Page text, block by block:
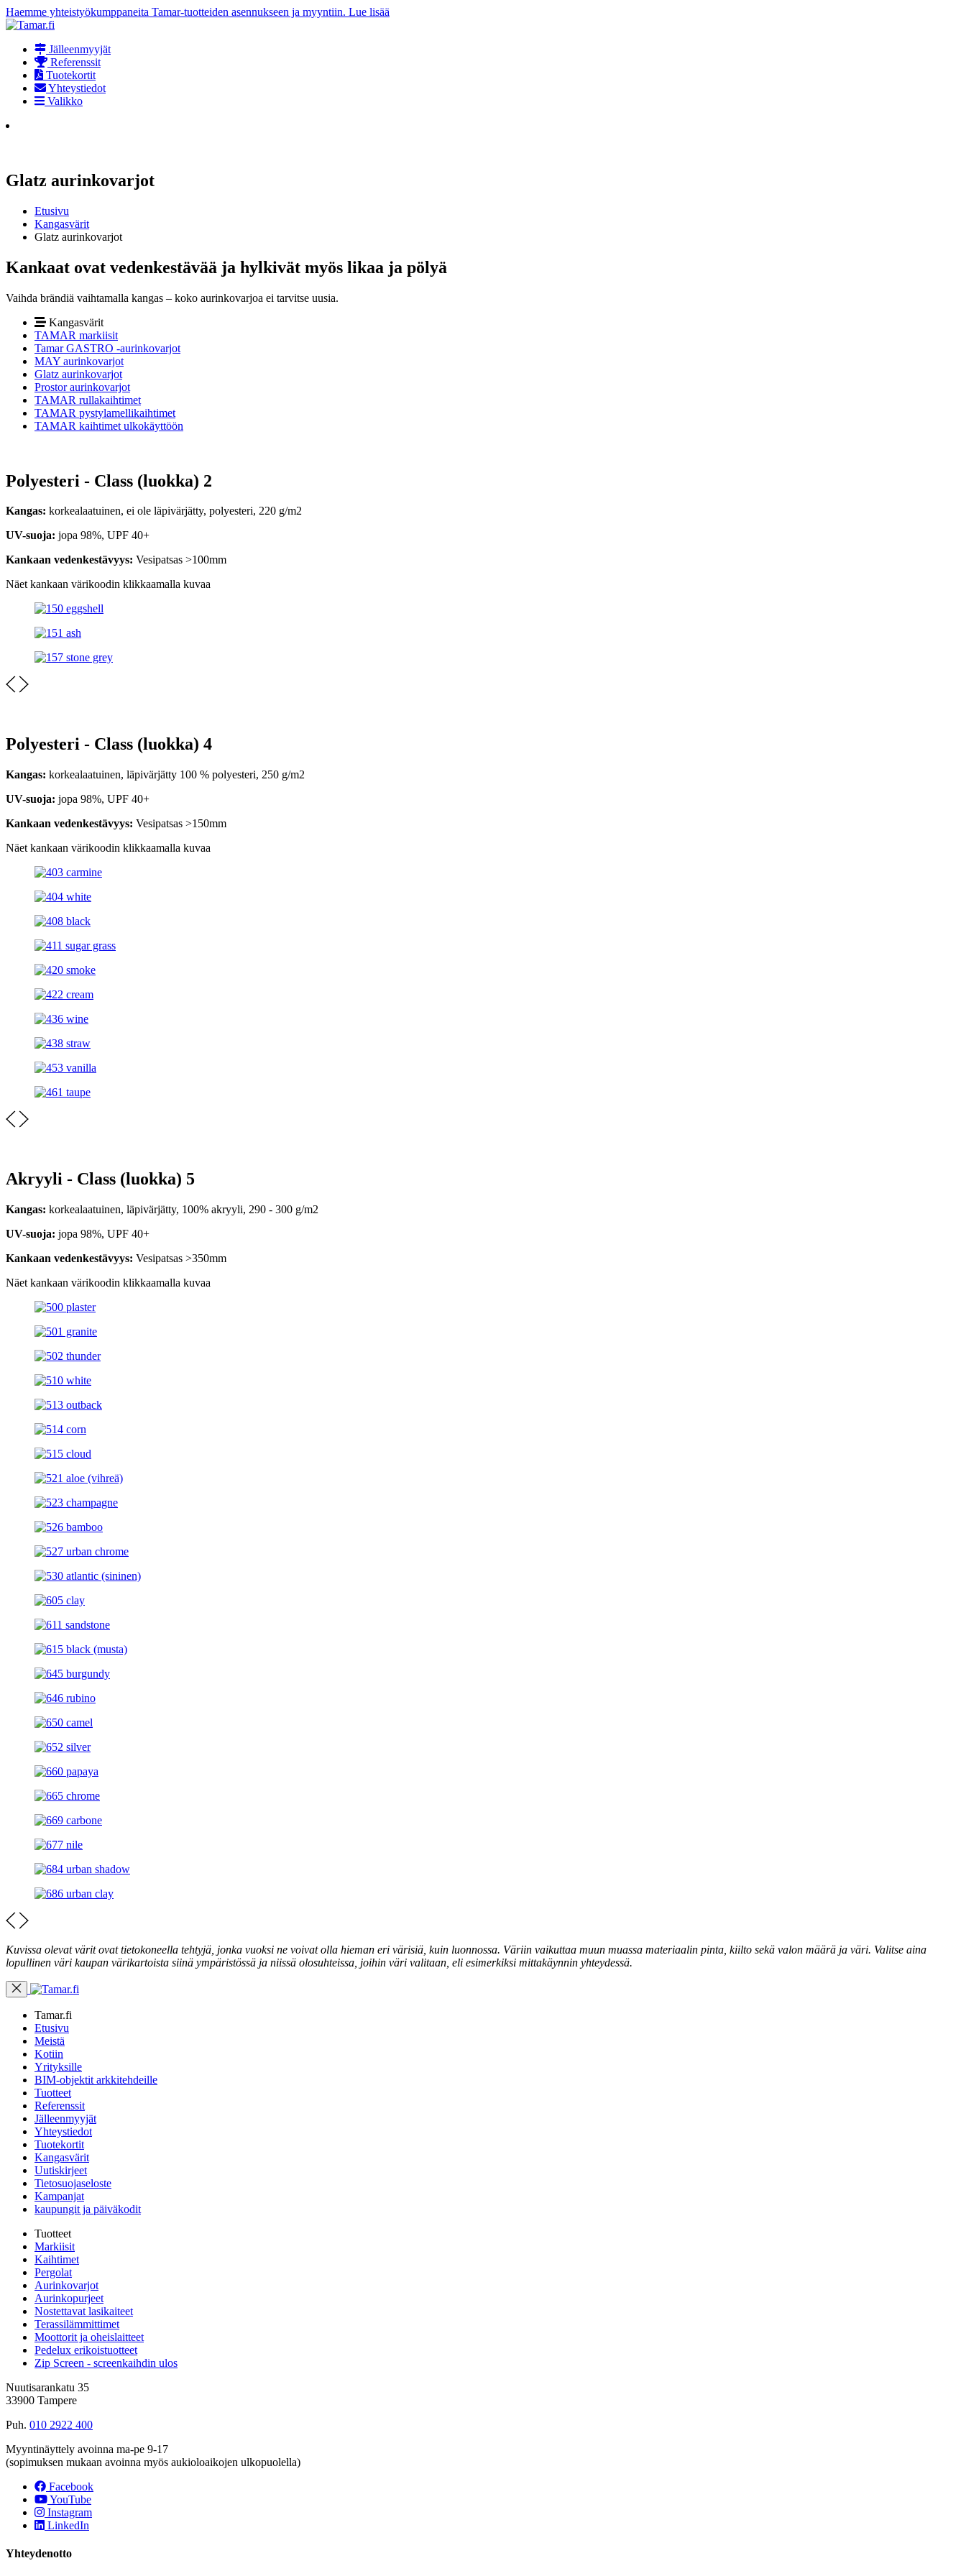
Haemme yhteistyökumppaneita Tamar-tuotteiden asennukseen ja myyntiin. Lue lisää
Jälleenmyyjät
Referenssit
Tuotekortit
Yhteystiedot
Valikko
Glatz aurinkovarjot
Etusivu
Kangasvärit
Glatz aurinkovarjot
Kankaat ovat vedenkestävää ja hylkivät myös likaa ja pölyä
Vaihda brändiä vaihtamalla kangas – koko aurinkovarjoa ei tarvitse uusia.
Kangasvärit
TAMAR markiisit
Tamar GASTRO -aurinkovarjot
MAY aurinkovarjot
Glatz aurinkovarjot
Prostor aurinkovarjot
TAMAR rullakaihtimet
TAMAR pystylamellikaihtimet
TAMAR kaihtimet ulkokäyttöön
Polyesteri - Class (luokka) 2
Kangas: korkealaatuinen, ei ole läpivärjätty, polyesteri, 220 g/m2
UV-suoja: jopa 98%, UPF 40+
Kankaan vedenkestävyys: Vesipatsas >100mm
Näet kankaan värikoodin klikkaamalla kuvaa
Polyesteri - Class (luokka) 4
Kangas: korkealaatuinen, läpivärjätty 100 % polyesteri, 250 g/m2
UV-suoja: jopa 98%, UPF 40+
Kankaan vedenkestävyys: Vesipatsas >150mm
Näet kankaan värikoodin klikkaamalla kuvaa
Akryyli - Class (luokka) 5
Kangas: korkealaatuinen, läpivärjätty, 100% akryyli, 290 - 300 g/m2
UV-suoja: jopa 98%, UPF 40+
Kankaan vedenkestävyys: Vesipatsas >350mm
Näet kankaan värikoodin klikkaamalla kuvaa
Kuvissa olevat värit ovat tietokoneella tehtyjä, jonka vuoksi ne voivat olla hieman eri värisiä, kuin luonnossa. Väriin vaikuttaa muun muassa materiaalin pinta, kiilto sekä valon määrä ja väri. Valitse aina
lopullinen väri kaupan värikartoista siinä ympäristössä ja niissä olosuhteissa, joihin väri valitaan, eli esimerkiksi mittakäynnin yhteydessä.
Tamar.fi
Etusivu
Meistä
Kotiin
Yrityksille
BIM-objektit arkkitehdeille
Tuotteet
Referenssit
Jälleenmyyjät
Yhteystiedot
Tuotekortit
Kangasvärit
Uutiskirjeet
Tietosuojaseloste
Kampanjat
kaupungit ja päiväkodit
Tuotteet
Markiisit
Kaihtimet
Pergolat
Aurinkovarjot
Aurinkopurjeet
Nostettavat lasikaiteet
Terassilämmittimet
Moottorit ja oheislaitteet
Pedelux erikoistuotteet
Zip Screen - screenkaihdin ulos
Nuutisarankatu 35
33900 Tampere
Puh. 010 2922 400
Myyntinäyttely avoinna ma-pe 9-17
(sopimuksen mukaan avoinna myös aukioloaikojen ulkopuolella)
Facebook
YouTube
Instagram
LinkedIn
Yhteydenotto